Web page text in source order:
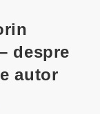
despre
autor